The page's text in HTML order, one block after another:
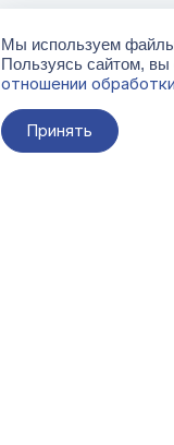
Мы используем
Пользуясь сайтом,
отношении
Принять